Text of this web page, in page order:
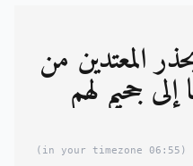
المعتدين من
إلى جحيمٍ لهم
(06:55 in your timezone)